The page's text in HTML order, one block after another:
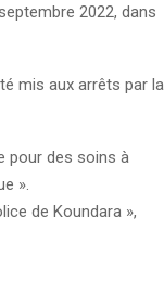
2022, dans
mis aux arrêts par la
pour des soins à
».
de Koundara »,